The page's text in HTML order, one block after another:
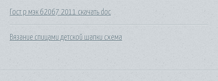
Гост р мэк 62067 2011 скачать doc
Вязание спицами детской шапки схема